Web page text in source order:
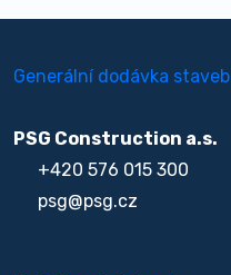
Generální dodávka staveb
PSG Construction a.s.
+420 576 015 300
psg@psg.cz